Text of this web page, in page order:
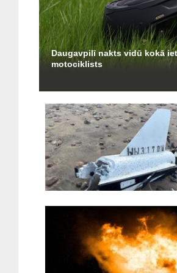
Daugavpilī nakts vidū kokā
motociklists